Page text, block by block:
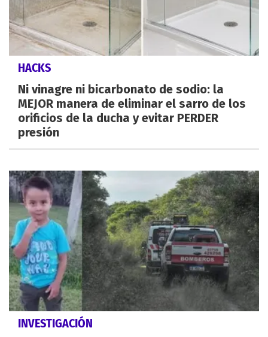
HACKS
Ni vinagre ni bicarbonato de sodio: la
MEJOR manera de eliminar el sarro de los
orificios de la ducha y evitar PERDER
presión
INVESTIGACIÓN